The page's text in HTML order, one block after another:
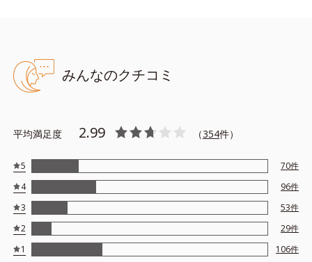
●無油分、無香料、無着色 ●アルコールフリー ●弱酸性
●3Dプロテクト成分*1=地肌と髪をすこやかに保つ保湿成分
分
●モイストクレンズケア成分*3…必要なうるおいを地肌に残しながら
汚れを落とす洗浄成分
●ボリュームケア成分*4…髪にハリコシを与えてボリュームを出す保
湿成分
みんなのクチコミ
平均満足度 2.99 （354件）
5 70件
4
96件
3
53件
2
29件
1
106件